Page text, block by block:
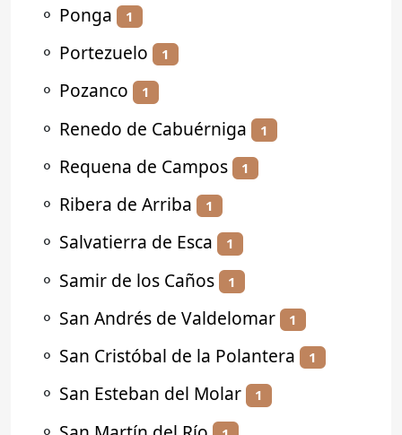
⚬ Ponga 1
⚬ Portezuelo 1
⚬ Pozanco 1
⚬ Renedo de Cabuérniga 1
⚬ Requena de Campos 1
⚬ Ribera de Arriba 1
⚬ Salvatierra de Esca 1
⚬ Samir de los Caños 1
⚬ San Andrés de Valdelomar 1
⚬ San Cristóbal de la Polantera 1
⚬ San Esteban del Molar 1